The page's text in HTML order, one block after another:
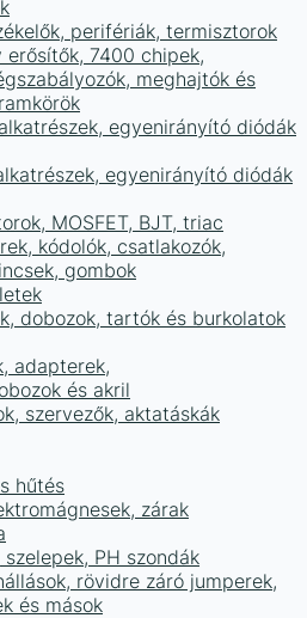
perifériák, termisztorok
erősítők, 7400 chipek,
meghajtók és
egyenirányító diódák
egyenirányító diódák
MOSFET, BJT, triac
kódolók, csatlakozók,
gombok
dobozok, tartók és burkolatok
adapterek,
és akril
szervezők, aktatáskák
hűtés
zárak
PH szondák
rövidre záró jumperek,
és mások